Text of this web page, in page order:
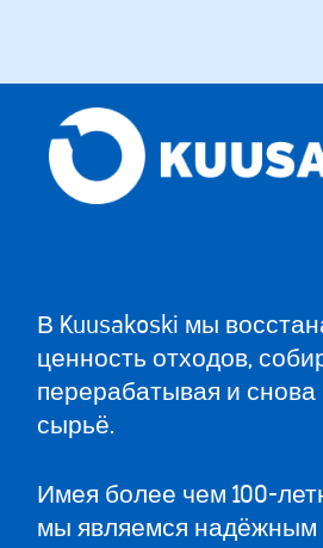
В Kuusakoski мы
ценность отходов,
перерабатывая и
сырьё.
Имея более чем 100-
мы являемся надёжным